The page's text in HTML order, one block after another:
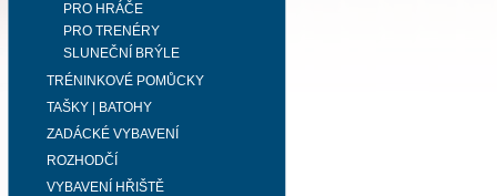
PRO HRÁČE
PRO TRENÉRY
SLUNEČNÍ BRÝLE
TRÉNINKOVÉ POMŮCKY
TAŠKY | BATOHY
ZADÁCKÉ VYBAVENÍ
ROZHODČÍ
VYBAVENÍ HŘIŠTĚ